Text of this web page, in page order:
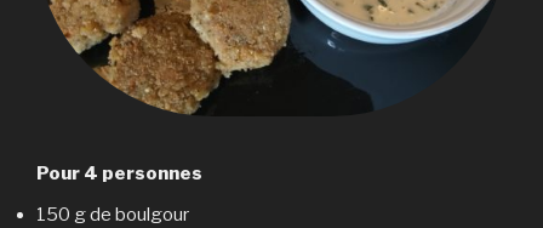
Pour 4 personnes
150 g de boulgour